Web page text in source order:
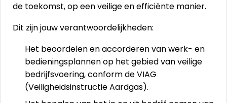
de toekomst, op een veilige en efficiënte manier.
Dit zijn jouw verantwoordelijkheden:
Het beoordelen en accorderen van werk- en
bedieningsplannen op het gebied van veilige
bedrijfsvoering, conform de VIAG
(Veiligheidsinstructie Aardgas).